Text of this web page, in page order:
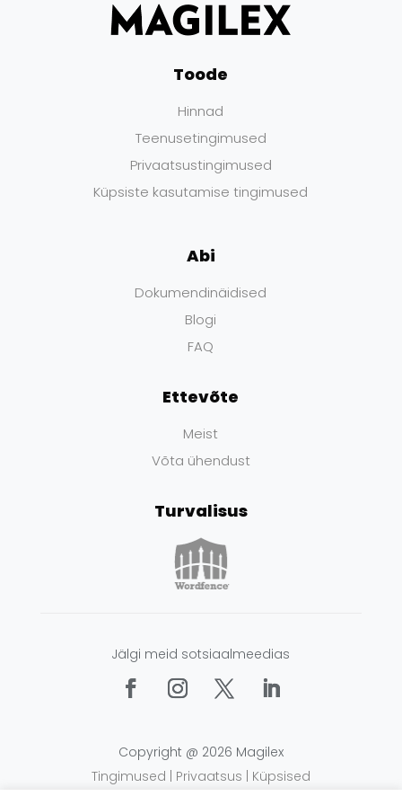
Toode
Hinnad
Teenusetingimused
Privaatsustingimused
Küpsiste kasutamise tingimused
Abi
Dokumendinäidised
Blogi
FAQ
Ettevõte
Meist
Võta ühendust
Turvalisus
Jälgi meid sotsiaalmeedias
Copyright @ 2026 Magilex
Tingimused | Privaatsus | Küpsised